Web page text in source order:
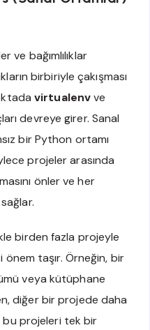
ve bağımlılıklar
birbiriyle çakışması
virtualenvve
devreye girer. Sanal
bir Python ortamı
projeler arasında
önler ve her
sağlar.
birden fazla projeyle
taşır. Örneğin, bir
veya kütüphane
diğer bir projede daha
bu projeleri tek bir